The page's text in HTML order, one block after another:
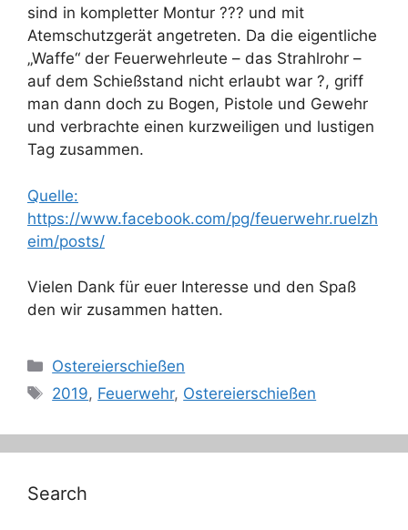
sind in kompletter Montur ??‍? und mit
Atemschutzgerät angetreten. Da die eigentliche
„Waffe“ der Feuerwehrleute – das Strahlrohr –
auf dem Schießstand nicht erlaubt war ?, griff
man dann doch zu Bogen, Pistole und Gewehr
und verbrachte einen kurzweiligen und lustigen
Tag zusammen.
Quelle:
https://www.facebook.com/pg/feuerwehr.ruelzh
eim/posts/
Vielen Dank für euer Interesse und den Spaß
den wir zusammen hatten.
Kategorien
Ostereierschießen
Schlagwörter
2019, Feuerwehr, Ostereierschießen
Search